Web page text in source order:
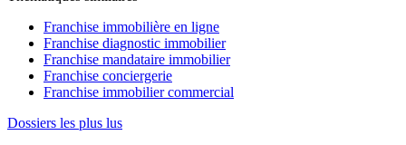
Franchise immobilière en ligne
Franchise diagnostic immobilier
Franchise mandataire immobilier
Franchise conciergerie
Franchise immobilier commercial
Dossiers les plus lus